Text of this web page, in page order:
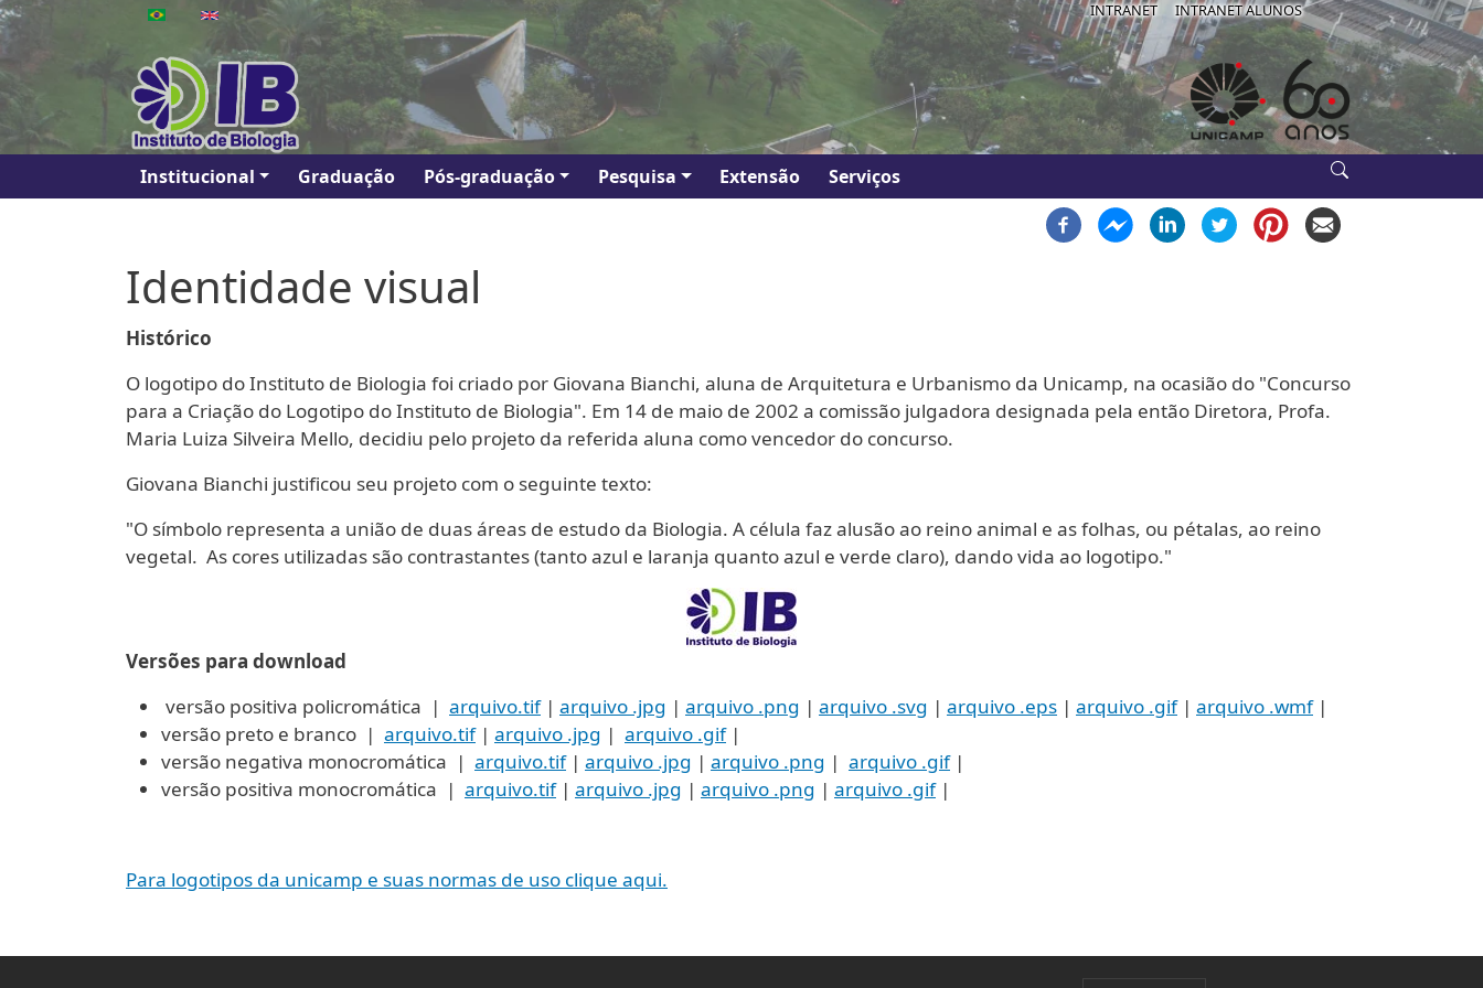
Pular para o conteúdo principal IB-
INTRANET INTRANET ALUNOS
Main navigation
Institucional Graduação Pós-graduação Pesquisa Extensão Serviços
Identidade visual
Histórico
O logotipo do Instituto de Biologia foi criado por Giovana Bianchi, aluna de Arquitetura e Urbanismo da Unicamp, na ocasião do "Concurso
para a Criação do Logotipo do Instituto de Biologia". Em 14 de maio de 2002 a comissão julgadora designada pela então Diretora, Profa.
Maria Luiza Silveira Mello, decidiu pelo projeto da referida aluna como vencedor do concurso.
Giovana Bianchi justificou seu projeto com o seguinte texto:
"O símbolo representa a união de duas áreas de estudo da Biologia. A célula faz alusão ao reino animal e as folhas, ou pétalas, ao reino
vegetal. As cores utilizadas são contrastantes (tanto azul e laranja quanto azul e verde claro), dando vida ao logotipo."
Versões para download
versão positiva policromática | arquivo.tif| arquivo .jpg | arquivo .png | arquivo .svg | arquivo .eps | arquivo .gif| arquivo .wmf|
versão preto e branco | arquivo.tif| arquivo .jpg | arquivo .gif|
versão negativa monocromática | arquivo.tif| arquivo .jpg | arquivo .png | arquivo .gif|
versão positiva monocromática | arquivo.tif| arquivo .jpg | arquivo .png | arquivo .gif|
Para logotipos da unicamp e suas normas de uso clique aqui.